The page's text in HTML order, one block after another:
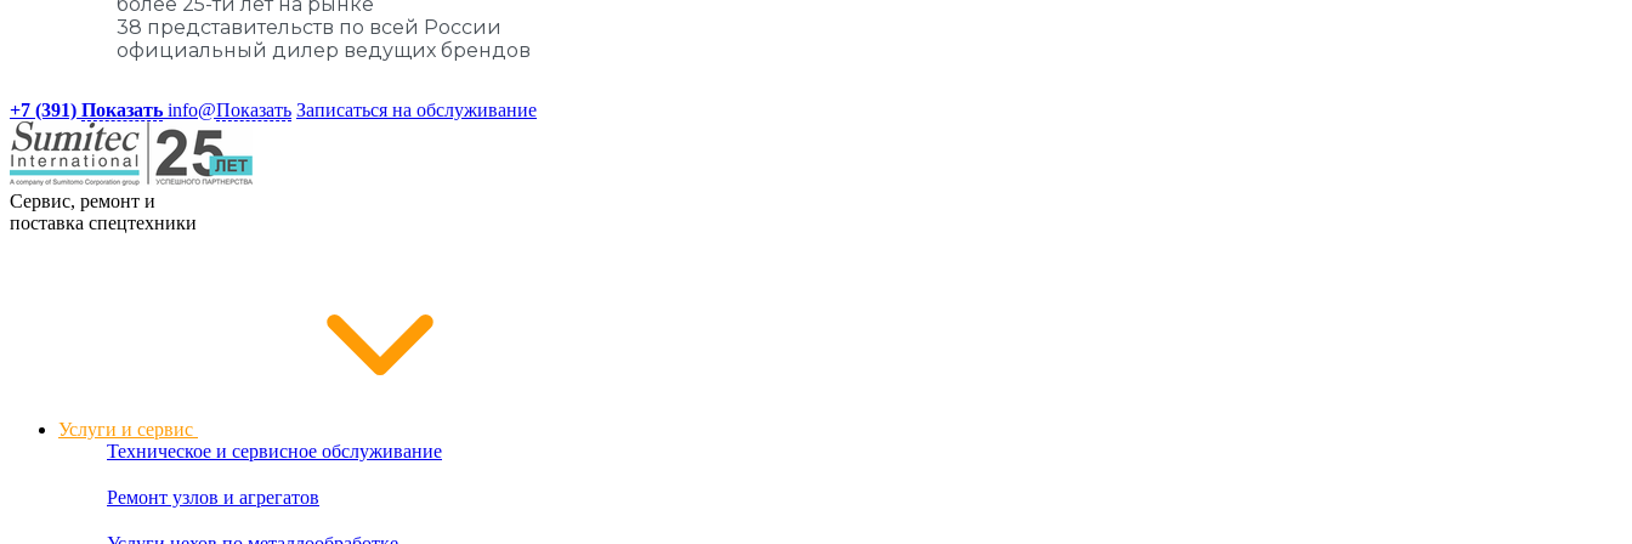
38 представительств по всей России
официальный дилер ведущих брендов
+7 (391) Показать info@Показать Записаться на обслуживание
Сервис, ремонт и
поставка спецтехники
Услуги и сервис
Техническое и сервисное обслуживание
Ремонт узлов и агрегатов